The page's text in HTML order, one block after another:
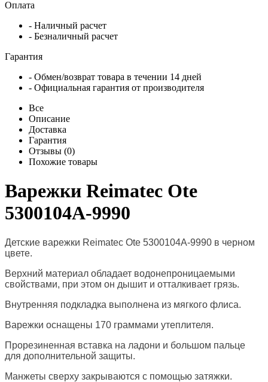
Оплата
- Наличный расчет
- Безналичный расчет
Гарантия
- Обмен/возврат товара в течении 14 дней
- Официальная гарантия от производителя
Все
Описание
Доставка
Гарантия
Отзывы (0)
Похожие товары
Варежки Reimatec Ote
5300104A-9990
Детские варежки Reimatec Ote 5300104A-9990 в черном
цвете.
Верхний материал обладает водонепроницаемыми
свойствами, при этом он дышит и отталкивает грязь.
Внутренняя подкладка выполнена из мягкого флиса.
Варежки оснащены 170 граммами утеплителя.
Прорезиненная вставка на ладони и большом пальце
для дополнительной защиты.
Манжеты сверху закрываются с помощью затяжки.